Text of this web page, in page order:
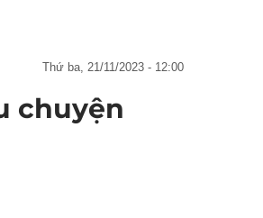
thứ ba, 21/11/2023 - 12:00
chuyện